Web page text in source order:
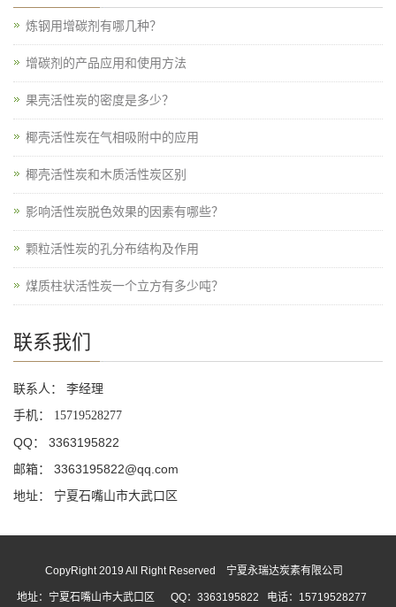
炼钢用增碳剂有哪几种？
增碳剂的产品应用和使用方法
果壳活性炭的密度是多少？
椰壳活性炭在气相吸附中的应用
椰壳活性炭和木质活性炭区别
影响活性炭脱色效果的因素有哪些？
颗粒活性炭的孔分布结构及作用
煤质柱状活性炭一个立方有多少吨？
联系我们
联系人： 李经理
手机：
15719528277
QQ： 3363195822
邮箱： 3363195822@qq.com
地址： 宁夏石嘴山市大武口区
CopyRight 2019 All Right Reserved 宁夏永瑞达炭素有限公司
地址：宁夏石嘴山市大武口区 QQ：3363195822 电话：15719528277